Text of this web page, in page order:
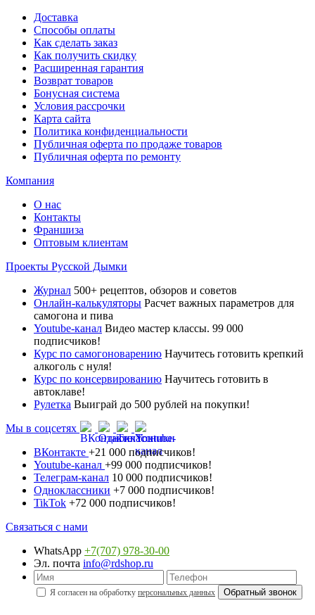
Доставка
Способы оплаты
Как сделать заказ
Как получить скидку
Расширенная гарантия
Возврат товаров
Бонусная система
Условия рассрочки
Карта сайта
Политика конфиденциальности
Публичная оферта по продаже товаров
Публичная оферта по ремонту
Компания
О нас
Контакты
Франшиза
Оптовым клиентам
Проекты Русской Дымки
Журнал 500+ рецептов, обзоров и советов
Онлайн-калькуляторы Расчет важных параметров для
самогона и пива
Youtube-канал Видео мастер классы. 99 000
подписчиков!
Курс по самогоноварению Научитесь готовить крепкий
алкоголь с нуля!
Курс по консервированию Научитесь готовить в
автоклаве!
Рулетка Выиграй до 500 рублей на покупки!
Мы в соцсетях
ВКонтакте +21 000 подписчиков!
Youtube-канал +99 000 подписчиков!
Телеграм-канал 10 000 подписчиков!
Одноклассники +7 000 подписчиков!
TikTok +72 000 подписчиков!
Связаться с нами
WhatsApp +7(707) 978-30-00
Эл. почта info@rdshop.ru
Я согласен на обработку персональных данных